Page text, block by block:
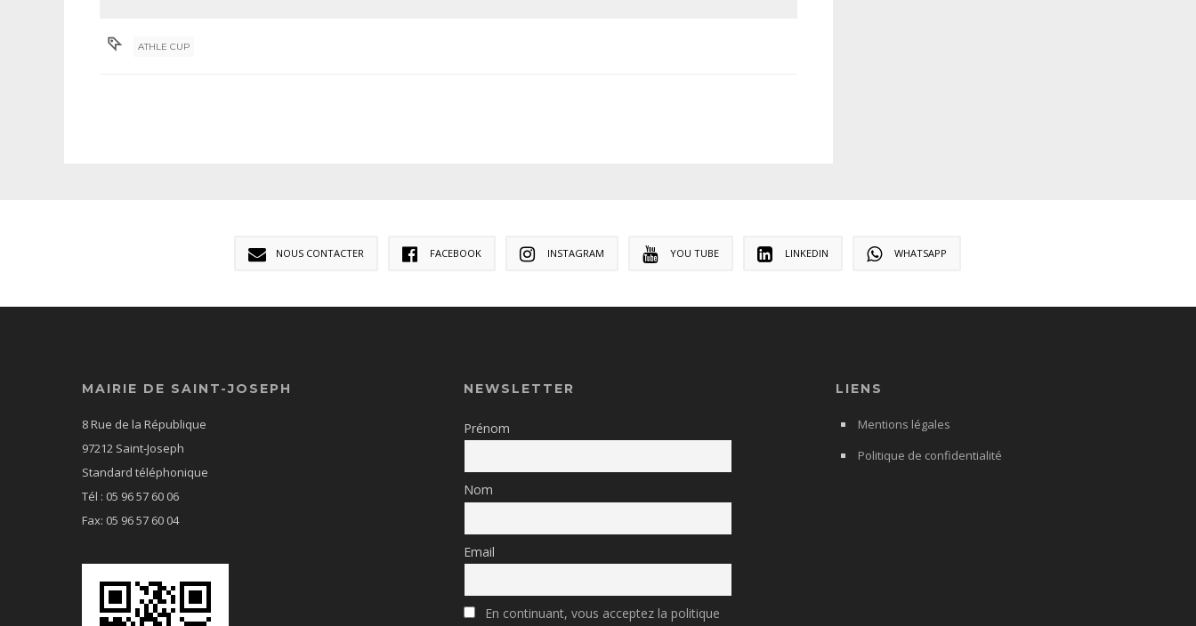
ATHLE CUP
NOUS CONTACTER FACEBOOK INSTAGRAM YOU TUBE LINKEDIN WHATSAPP
MAIRIE DE SAINT-JOSEPH
8 Rue de la République
97212 Saint-Joseph
Standard téléphonique
Tél : 05 96 57 60 06
Fax: 05 96 57 60 04
NEWSLETTER
Prénom
Nom
Email
En continuant, vous acceptez la politique
LIENS
Mentions légales
Politique de confidentialité